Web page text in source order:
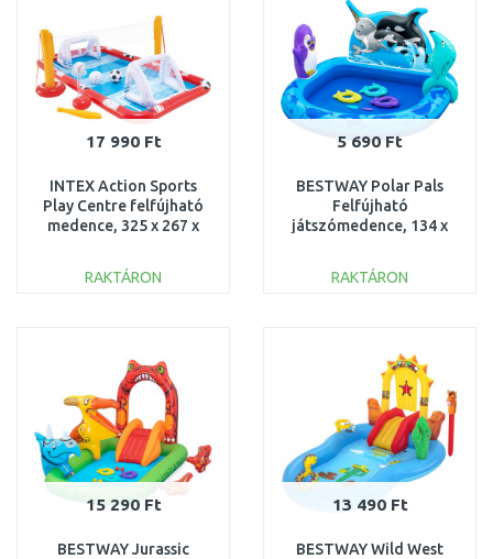
17 990 Ft
INTEX Action Sports
Play Centre felfújható
medence, 325 x 267 x
RAKTÁRON
5 690 Ft
BESTWAY Polar Pals
Felfújható
játszómedence, 134 x
RAKTÁRON
15 290 Ft
BESTWAY Jurassic
13 490 Ft
BESTWAY Wild West